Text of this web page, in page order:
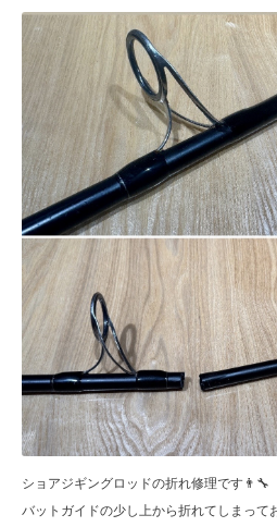
ショアジギングロッドの折れ修理です👨‍🔧
バットガイドの少し上から折れてしまって